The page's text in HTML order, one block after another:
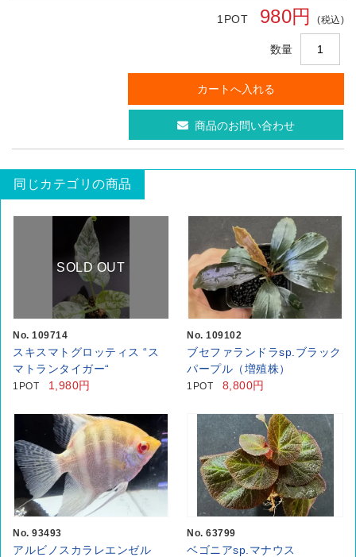
1POT 980円(税込)
数量
商品のお問い合わせ
同じカテゴリの商品
SOLD OUT
No. 109714
スキスマトグロッティス “ス
マトランタイガー“
1POT 1,980円
No. 109102
ブセファランドラsp.ブラック
パープル（増殖株）
1POT 8,800円
No. 93493
アルビノスカラレエンゼル
No. 63799
ベゴニアsp.マナウス